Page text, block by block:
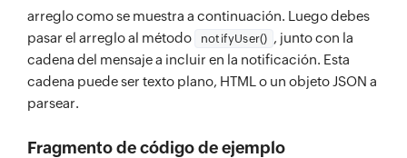
arreglo como se muestra a continuación. Luego debes
pasar el arreglo al método
notifyUser() , junto con la
cadena del mensaje a incluir en la notificación. Esta
cadena puede ser texto plano, HTML o un objeto JSON a
parsear.
Fragmento de código de ejemplo